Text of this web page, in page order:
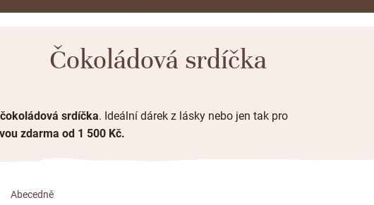
Čokoládová srdíčka
srdíčka. Ideální dárek z lásky nebo jen tak pro
zdarma od 1 500 Kč.
Abecedně